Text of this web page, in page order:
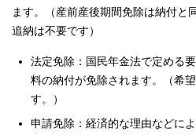
ます。（産前産後期間免除は納付と
追納は不要です）
法定免除：国民年金法で定める
料の納付が免除されます。（希
す。）
申請免除：経済的な理由などに